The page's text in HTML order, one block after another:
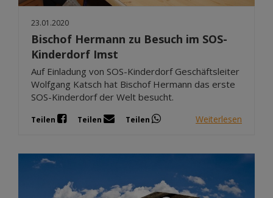
23.01.2020
Bischof Hermann zu Besuch im SOS-
Kinderdorf Imst
Auf Einladung von SOS-Kinderdorf Geschäftsleiter
Wolfgang Katsch hat Bischof Hermann das erste
SOS-Kinderdorf der Welt besucht.
Teilen Teilen Teilen Weiterlesen